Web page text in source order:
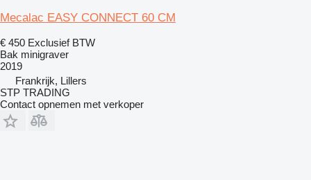
Mecalac EASY CONNECT 60 CM
€ 450 Exclusief BTW
Bak minigraver
2019
Frankrijk, Lillers
STP TRADING
Contact opnemen met verkoper